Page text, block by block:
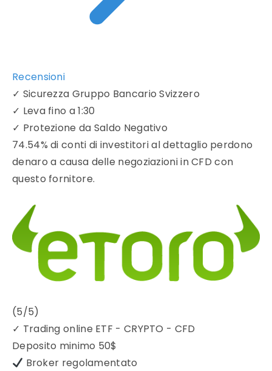
Recensioni
✓ Sicurezza Gruppo Bancario Svizzero
✓ Leva fino a 1:30
✓ Protezione da Saldo Negativo
74.54% di conti di investitori al dettaglio perdono
denaro a causa delle negoziazioni in CFD con
questo fornitore.
(5/5)
✓ Trading online ETF - CRYPTO - CFD
Deposito minimo 50$
Broker regolamentato